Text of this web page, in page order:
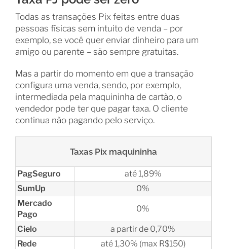
Todas as transações Pix feitas entre duas
pessoas físicas sem intuito de venda – por
exemplo, se você quer enviar dinheiro para um
amigo ou parente – são sempre gratuitas.
Mas a partir do momento em que a transação
configura uma venda, sendo, por exemplo,
intermediada pela maquininha de cartão, o
vendedor pode ter que pagar taxa. O cliente
continua não pagando pelo serviço.
Taxas Pix maquininha
PagSeguro
até 1,89%
SumUp
0%
Mercado
Pago
0%
Cielo
a partir de 0,70%
Rede
até 1,30% (max R$150)